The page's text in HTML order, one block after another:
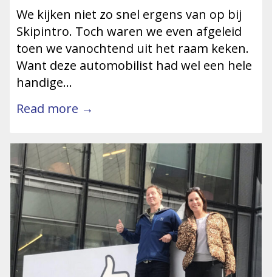
We kijken niet zo snel ergens van op bij
Skipintro. Toch waren we even afgeleid
toen we vanochtend uit het raam keken.
Want deze automobilist had wel een hele
handige…
Read more →